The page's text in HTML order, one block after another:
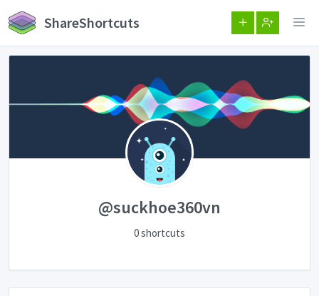
ShareShortcuts
@suckhoe360vn
0 shortcuts